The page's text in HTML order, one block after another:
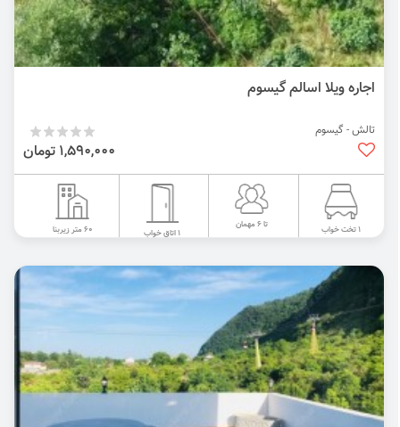
اجاره ویلا اسالم گیسوم
تالش - گیسوم
1,590,000 تومان
1 تخت خواب تا 6 مهمان
1 اتاق خواب 60 متر زیربنا